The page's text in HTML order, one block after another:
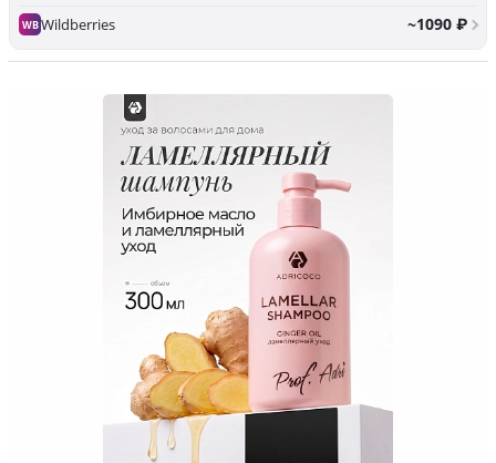
WBWildberries ~1090 ₽